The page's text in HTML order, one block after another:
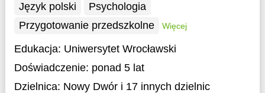
Język polski
Psychologia
Przygotowanie przedszkolne
Więcej
Edukacja: Uniwersytet Wrocławski
Doświadczenie: ponad 5 lat
Dzielnica: Nowy Dwóri 17 innych dzielnic